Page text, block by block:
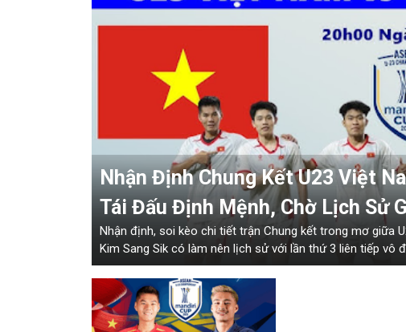
Nhận Định Chung Kết U23 Việt
Tái Đấu Định Mệnh, Chờ Lịch Sử
Nhận định, soi kèo chi tiết trận Chung kết trong mơ giữa
Kim Sang Sik có làm nên lịch sử với lần thứ 3 liên tiếp vô